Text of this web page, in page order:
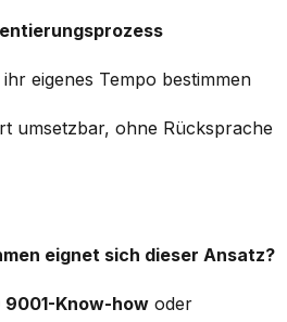
eigenes Tempo bestimmen
umsetzbar, ohne Rücksprache
eignet sich dieser Ansatz?
9001-Know-how oder